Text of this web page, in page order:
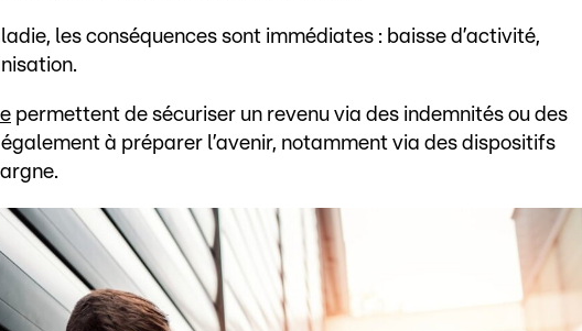
les conséquences sont immédiates : baisse d’activité,
permettent de sécuriser un revenu via des indemnités ou des
à préparer l’avenir, notamment via des dispositifs